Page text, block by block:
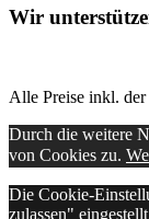
Wir
Alle Preise inkl.
Durch die weitere
von Cookies zu.
Die Cookie-
zulassen"